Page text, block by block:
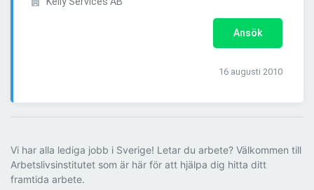
Ansök
16 augusti 2010
Vi har alla lediga jobb i Sverige! Letar du arbete? Välkommen till
Arbetslivsinstitutet som är här för att hjälpa dig hitta ditt
framtida arbete.